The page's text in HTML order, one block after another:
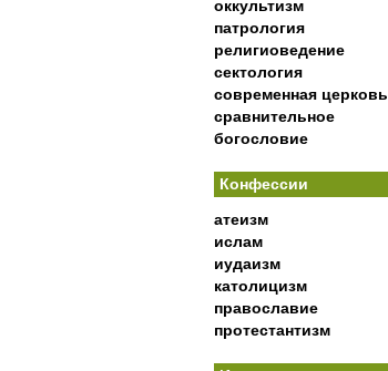
оккультизм
патрология
религиоведение
сектология
современная церковь
сравнительное
богословие
Конфессии
атеизм
ислам
иудаизм
католицизм
православие
протестантизм